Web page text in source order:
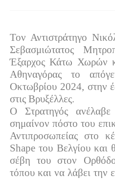
Τον Αντιστράτηγο
Σεβασμιώτατος
Έξαρχος Κάτω Χωρών
Αθηναγόρας το
Οκτωβρίου 2024, στην
στις Βρυξέλλες.
Ο Στρατηγός
σημαίνον πόστο του
Αντιπροσωπείας στο
Shape του Βελγίου και
σέβη του στον
τόπου και να λάβει την